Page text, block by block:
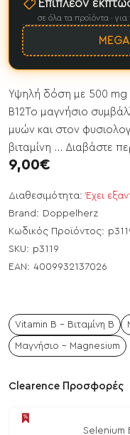
Διαθεσιμότητα: Έχει
Brand: Doppelherz
Κωδικός Προϊόντος:
SKU: p3119
EAN: 4009932137026
9,00€
Επιπλέον
σε όλα τα προϊόντα ·
Υψηλή δόση με 500 mg
Β12Το μαγνήσιο
μυών και στον
βιταμίνη ... Διαβάστε
Vitamin B - Βιταμίνη Β
Μαγνήσιο - Magnesium
Clearence Προσφορές
Selenium